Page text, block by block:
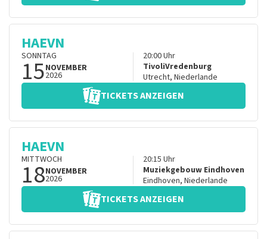
HAEVN
SONNTAG
15NOVEMBER
2026
20:00Uhr
TivoliVredenburg
Utrecht, Niederlande
TICKETS ANZEIGEN
HAEVN
MITTWOCH
18NOVEMBER
2026
20:15 Uhr
Muziekgebouw Eindhoven
Eindhoven, Niederlande
TICKETS ANZEIGEN